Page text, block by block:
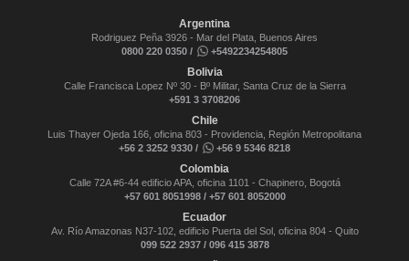
Argentina
Rodriguez Peña 3926 - Mar del Plata, Buenos Aires
0800 220 0350 /
+5492234254805
Bolivia
Calle Francisca Lopez Nº 30 - Bº Militar, Santa Cruz de la Sierra
+591 3 3708206
Chile
Luis Thayer Ojeda 166, oficina 803 - Providencia, Región Metropolitana
+56 2 3252 9330 /
+56 9 5346 8218
Colombia
Calle 72A #6-44 edificio APA, oficina 1101 - Chapinero, Bogotá
+57 601 8051998 / +57 601 8052000
Ecuador
Av. Río Amazonas N37-102, edificio Puerta del Sol, oficina 804 - Quito
099 522 2937 / 096 415 3878